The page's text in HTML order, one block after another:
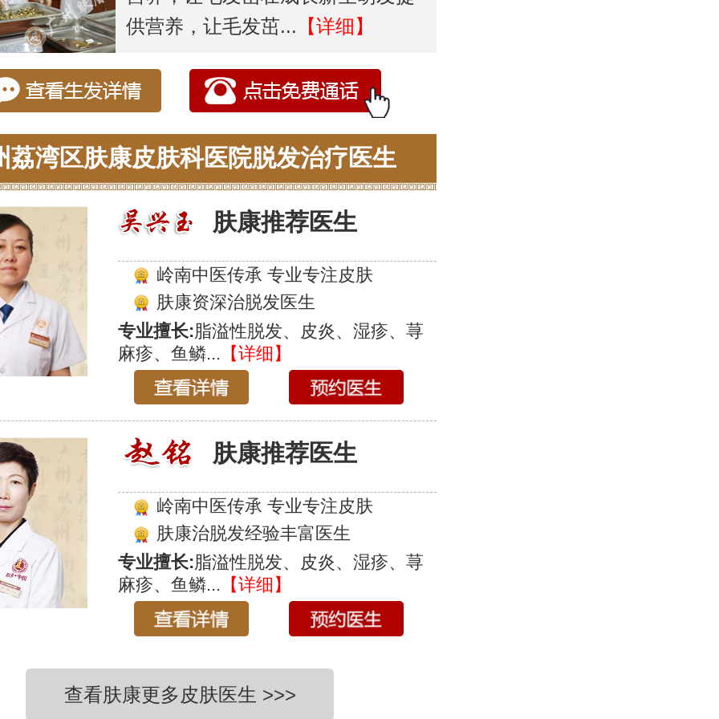
供营养，让毛发茁... 【详细】
荔湾区肤康皮肤科医院脱发治疗医生
肤康推荐医生
岭南中医传承 专业专注皮肤
肤康资深治脱发医生
专业擅长:脂溢性脱发、皮炎、湿疹、荨
麻疹、鱼鳞... 【详细】
肤康推荐医生
岭南中医传承 专业专注皮肤
肤康治脱发经验丰富医生
专业擅长:脂溢性脱发、皮炎、湿疹、荨
麻疹、鱼鳞... 【详细】
查看肤康更多皮肤医生 >>>